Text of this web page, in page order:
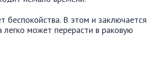
беспокойства. В этом и заключается
легко может перерасти в раковую